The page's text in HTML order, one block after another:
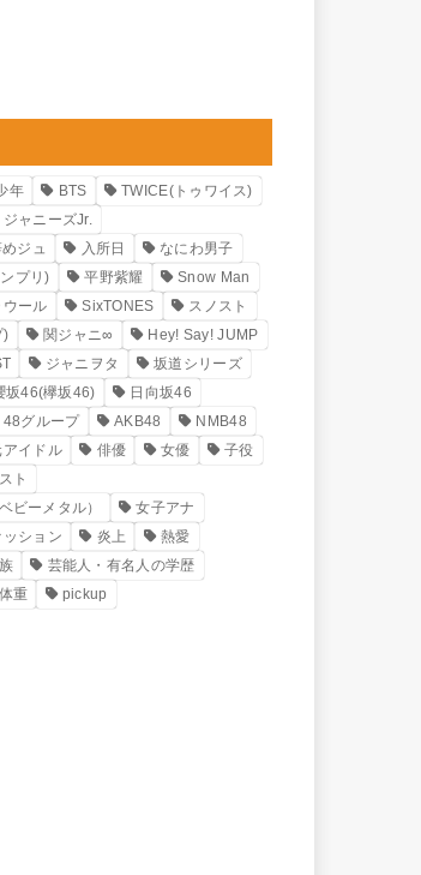
年 BTS
TWICE(トゥワイス)
ジャニーズJr.
ジュ
入所日
なにわ男子
プリ)
平野紫耀
Snow Man
ウール SixTONES
スノスト
)
関ジャニ∞
Hey! Say! JUMP
ジャニヲタ
坂道シリーズ
坂46(欅坂46)
日向坂46
48グループ AKB48
NMB48
アイドル 俳優 女優
子役
ト
ビーメタル）
女子アナ
ッション 炎上
熱愛
芸能人・有名人の学歴
重
pickup